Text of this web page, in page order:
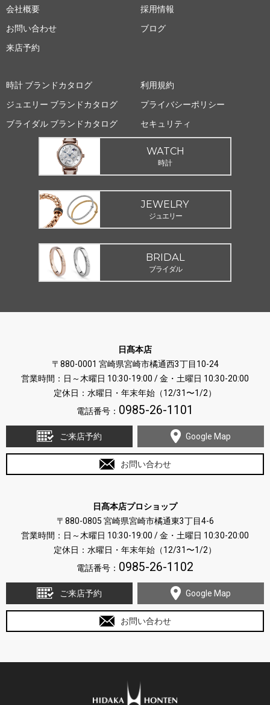
会社概要
お問い合わせ
来店予約
採用情報
ブログ
時計 ブランドカタログ
ジュエリー ブランドカタログ
ブライダル ブランドカタログ
利用規約
プライバシーポリシー
セキュリティ
WATCH
時計
JEWELRY
ジュエリー
BRIDAL
ブライダル
日髙本店
〒880-0001 宮崎県宮崎市橘通西3丁目10-24
営業時間：日～木曜日 10:30-19:00 / 金・土曜日 10:30-20:00
定休日：水曜日・年末年始（12/31〜1/2）
電話番号： 0985-26-1101
ご来店予約 Google Map
お問い合わせ
日髙本店プロショップ
〒880-0805 宮崎県宮崎市橘通東3丁目4-6
営業時間：日～木曜日 10:30-19:00 / 金・土曜日 10:30-20:00
定休日：水曜日・年末年始（12/31〜1/2）
電話番号： 0985-26-1102
ご来店予約 Google Map
お問い合わせ